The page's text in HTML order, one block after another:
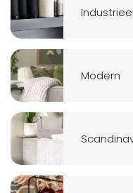
Industrieel
Modern